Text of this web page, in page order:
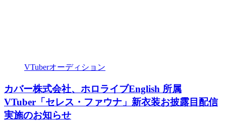
VTuberオーディション
カバー株式会社、ホロライブEnglish 所属
VTuber「セレス・ファウナ」新衣装お披露目配信
実施のお知らせ